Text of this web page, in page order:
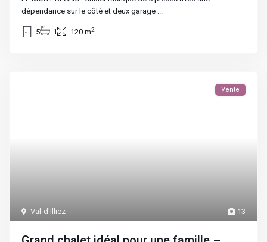
dépendance sur le côté et deux garage ...
5 1 120 m2
13
Val-d'Illiez
Vente